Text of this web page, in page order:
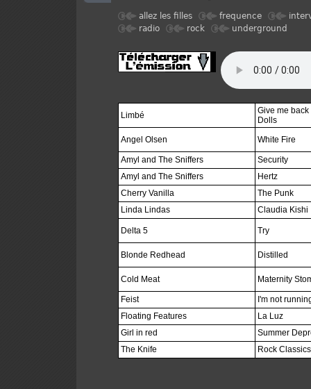
allez les filles frequence
radio
rock underground
Limbé
Give me back
Dolls
Angel Olsen
White Fire
Amyl and The Sniffers
Security
Amyl and The Sniffers
Hertz
Cherry Vanilla
The Punk
Linda Lindas
Claudia Kishi
Delta 5 Try
Blonde Redhead Distilled
Cold Meat Maternity
Feist
I'm not
Floating Features
La Luz
Girl in red
Summer
The Knife
Rock Classics